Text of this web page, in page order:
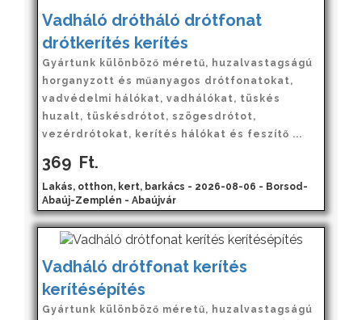
Vadháló drótháló drótfonat
drótkerítés kerítés
Gyártunk különböző méretű, huzalvastagságú
horganyzott és műanyagos drótfonatokat,
vadvédelmi hálókat, vadhálókat, tüskés
huzalt, tüskésdrótot, szögesdrótot,
vezérdrótokat, kerítés hálókat és feszítő ...
369 Ft.
Lakás, otthon, kert, barkács - 2026-08-06 - Borsod-
Abaúj-Zemplén - Abaújvár
Vadháló drótfonat kerítés
kerítésépítés
Gyártunk különböző méretű, huzalvastagságú